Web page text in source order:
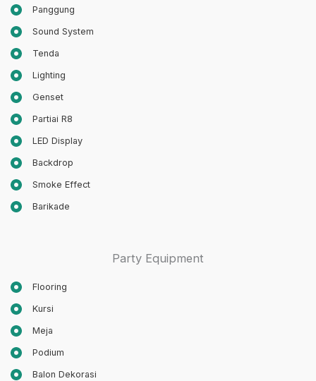
Panggung
Sound System
Tenda
Lighting
Genset
Partiai R8
LED Display
Backdrop
Smoke Effect
Barikade
Party Equipment
Flooring
Kursi
Meja
Podium
Balon Dekorasi